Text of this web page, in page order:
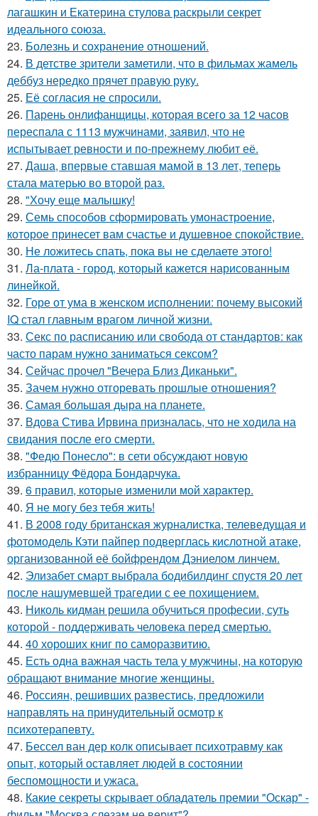
лагашкин и Екатерина стулова раскрыли секрет
идеального союза.
23. Болезнь и сохранение отношений.
24. В детстве зрители заметили, что в фильмах жамель
деббуз нередко прячет правую руку.
25. Её согласия не спросили.
26. Парень онлифанщицы, которая всего за 12 часов
переспала с 1113 мужчинами, заявил, что не
испытывает ревности и по-прежнему любит её.
27. Даша, впервые ставшая мамой в 13 лет, теперь
стала матерью во второй раз.
28. "Хочу еще малышку!
29. Семь способов сформировать умонастроение,
которое принесет вам счастье и душевное спокойствие.
30. Не ложитесь спать, пока вы не сделаете этого!
31. Ла-плата - город, который кажется нарисованным
линейкой.
32. Горе от ума в женском исполнении: почему высокий
IQ стал главным врагом личной жизни.
33. Секс по расписанию или свобода от стандартов: как
часто парам нужно заниматься сексом?
34. Сейчас прочел "Вечера Близ Диканьки".
35. Зачем нужно отгоревать прошлые отношения?
36. Самая большая дыра на планете.
37. Вдова Стива Ирвина призналась, что не ходила на
свидания после его смерти.
38. "Федю Понесло": в сети обсуждают новую
избранницу Фёдора Бондарчука.
39. 6 прaвил, которые изменили мой хaрaктер.
40. Я не могу без тебя жить!
41. В 2008 году британская журналистка, телеведущая и
фотомодель Кэти пайпер подверглась кислотной атаке,
организованной её бойфрендом Дэниелом линчем.
42. Элизабет смарт выбрала бодибилдинг спустя 20 лет
после нашумевшей трагедии с ее похищением.
43. Николь кидман решила обучиться професии, суть
которой - поддерживать человека перед смертью.
44. 40 хороших книг по саморазвитию.
45. Есть одна важная часть тела у мужчины, на которую
обращают внимание многие женщины.
46. Россиян, решивших развестись, предложили
направлять на принудительный осмотр к
психотерапевту.
47. Бессел ван дер колк описывает психотравму как
опыт, который оставляет людей в состоянии
беспомощности и ужаса.
48. Какие секреты скрывает обладатель премии "Оскар" -